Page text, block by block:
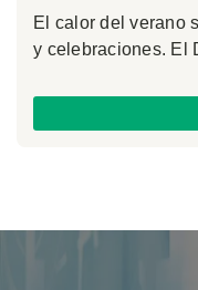
El calor del verano
y celebraciones. El